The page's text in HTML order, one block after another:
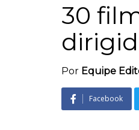
30
Por Equipe
Facebook